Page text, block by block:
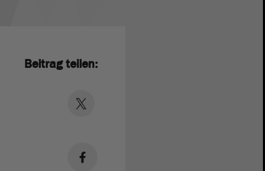
Beitrag teilen: